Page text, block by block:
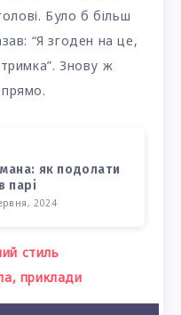
Було б більш
“Я згоден на це,
Знову ж
як подолати
парі
2024
стиль
приклади